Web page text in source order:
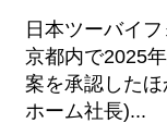
日本ツーバイ
京都内で2025
案を承認した
ホーム社長)...